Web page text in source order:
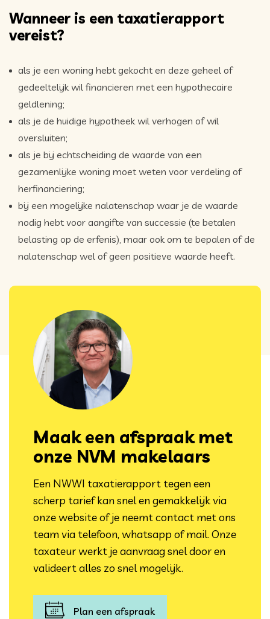
Wanneer is een taxatierapport
vereist?
als je een woning hebt gekocht en deze geheel of
gedeeltelijk wil financieren met een hypothecaire
geldlening;
als je de huidige hypotheek wil verhogen of wil
oversluiten;
als je bij echtscheiding de waarde van een
gezamenlijke woning moet weten voor verdeling of
herfinanciering;
bij een mogelijke nalatenschap waar je de waarde
nodig hebt voor aangifte van successie (te betalen
belasting op de erfenis), maar ook om te bepalen of de
nalatenschap wel of geen positieve waarde heeft.
Maak een afspraak met
onze NVM makelaars
Een NWWI taxatierapport tegen een
scherp tarief kan snel en gemakkelijk via
onze website of je neemt contact met ons
team via telefoon, whatsapp of mail. Onze
taxateur werkt je aanvraag snel door en
valideert alles zo snel mogelijk.
Plan een afspraak